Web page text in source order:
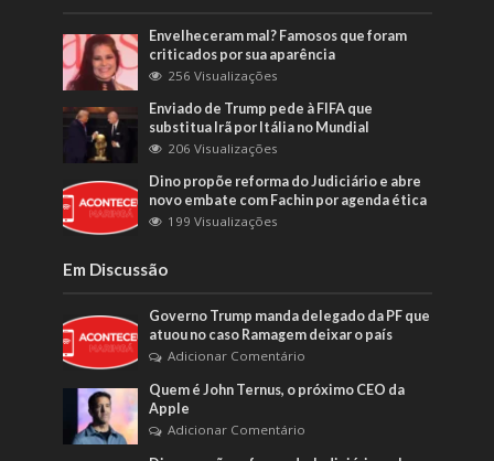
Envelheceram mal? Famosos que foram
criticados por sua aparência
256 Visualizações
Enviado de Trump pede à FIFA que
substitua Irã por Itália no Mundial
206 Visualizações
Dino propõe reforma do Judiciário e abre
novo embate com Fachin por agenda ética
199 Visualizações
Em Discussão
Governo Trump manda delegado da PF que
atuou no caso Ramagem deixar o país
Adicionar Comentário
Quem é John Ternus, o próximo CEO da
Apple
Adicionar Comentário